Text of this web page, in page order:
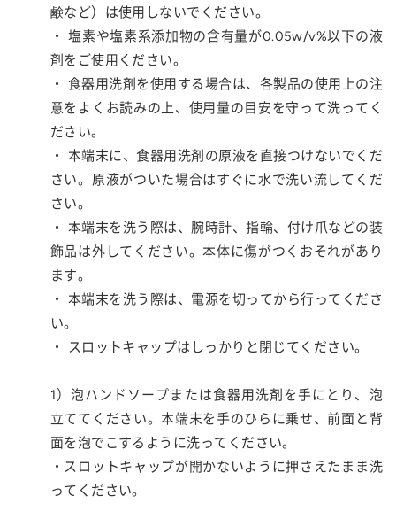
鹸など）は使用しないでください。
・ 塩素や塩素系添加物の含有量が0.05w/v%以下の液
剤をご使用ください。
・ 食器用洗剤を使用する場合は、各製品の使用上の注
意をよくお読みの上、使用量の目安を守って洗ってく
ださい。
・ 本端末に、食器用洗剤の原液を直接つけないでくだ
さい。原液がついた場合はすぐに水で洗い流してくだ
さい。
・ 本端末を洗う際は、腕時計、指輪、付け爪などの装
飾品は外してください。本体に傷がつくおそれがあり
ます。
・ 本端末を洗う際は、電源を切ってから行ってくださ
い。
・ スロットキャップはしっかりと閉じてください。
1）泡ハンドソープまたは食器用洗剤を手にとり、泡
立ててください。本端末を手のひらに乗せ、前面と背
面を泡でこするように洗ってください。
・スロットキャップが開かないように押さえたまま洗
ってください。